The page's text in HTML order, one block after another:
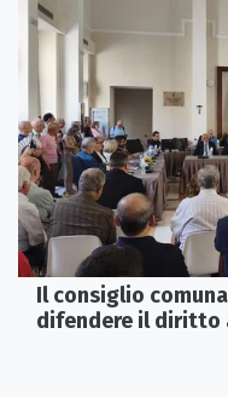
Il consiglio
difendere il diritto